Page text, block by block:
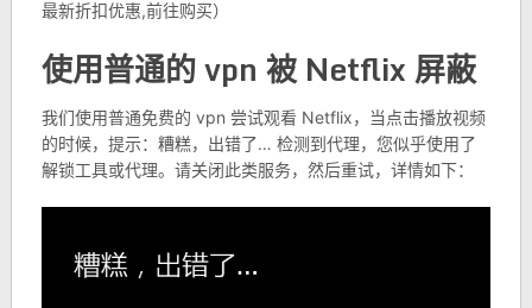
最新折扣优惠,前往购买）
使用普通的 vpn 被 Netflix 屏蔽
我们使用普通免费的 vpn 尝试观看 Netflix，当点击播放视频
的时候，提示：糟糕，出错了… 检测到代理，您似乎使用了
解锁工具或代理。请关闭此类服务，然后重试，详情如下：